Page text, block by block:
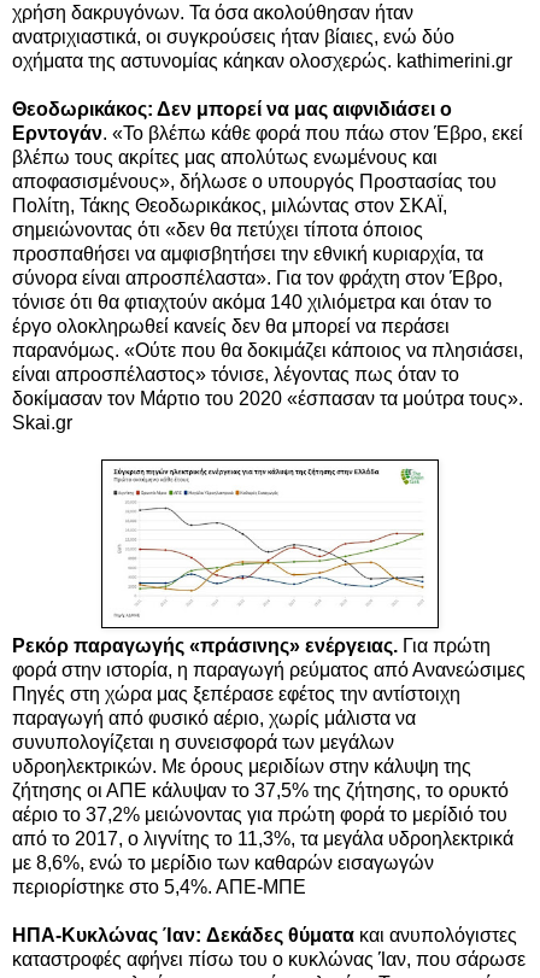
χρήση δακρυγόνων. Τα όσα ακολούθησαν ήταν
ανατριχιαστικά, οι συγκρούσεις ήταν βίαιες, ενώ δύο
οχήματα της αστυνομίας κάηκαν ολοσχερώς. kathimerini.gr
Θεοδωρικάκος: Δεν μπορεί να μας αιφνιδιάσει ο
Ερντογάν. «Το βλέπω κάθε φορά που πάω στον Έβρο, εκεί
βλέπω τους ακρίτες μας απολύτως ενωμένους και
αποφασισμένους», δήλωσε ο υπουργός Προστασίας του
Πολίτη, Τάκης Θεοδωρικάκος, μιλώντας στον ΣΚΑΪ,
σημειώνοντας ότι «δεν θα πετύχει τίποτα όποιος
προσπαθήσει να αμφισβητήσει την εθνική κυριαρχία, τα
σύνορα είναι απροσπέλαστα». Για τον φράχτη στον Έβρο,
τόνισε ότι θα φτιαχτούν ακόμα 140 χιλιόμετρα και όταν το
έργο ολοκληρωθεί κανείς δεν θα μπορεί να περάσει
παρανόμως. «Ούτε που θα δοκιμάζει κάποιος να πλησιάσει,
είναι απροσπέλαστος» τόνισε, λέγοντας πως όταν το
δοκίμασαν τον Μάρτιο του 2020 «έσπασαν τα μούτρα τους».
Skai.gr
Ρεκόρ παραγωγής «πράσινης» ενέργειας. Για πρώτη
φορά στην ιστορία, η παραγωγή ρεύματος από Ανανεώσιμες
Πηγές στη χώρα μας ξεπέρασε εφέτος την αντίστοιχη
παραγωγή από φυσικό αέριο, χωρίς μάλιστα να
συνυπολογίζεται η συνεισφορά των μεγάλων
υδροηλεκτρικών. Με όρους μεριδίων στην κάλυψη της
ζήτησης οι ΑΠΕ κάλυψαν το 37,5% της ζήτησης, το ορυκτό
αέριο το 37,2% μειώνοντας για πρώτη φορά το μερίδιό του
από το 2017, ο λιγνίτης το 11,3%, τα μεγάλα υδροηλεκτρικά
με 8,6%, ενώ το μερίδιο των καθαρών εισαγωγών
περιορίστηκε στο 5,4%. ΑΠΕ-ΜΠΕ
ΗΠΑ-Κυκλώνας Ίαν: Δεκάδες θύματα και ανυπολόγιστες
καταστροφές αφήνει πίσω του ο κυκλώνας Ίαν, που σάρωσε